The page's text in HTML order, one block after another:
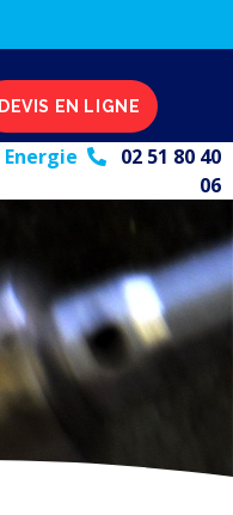
DEVIS EN LIGNE
02 51 80 40
06